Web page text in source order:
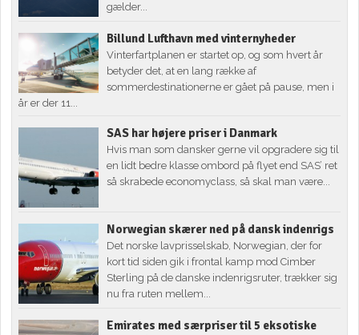
gælder...
Billund Lufthavn med vinternyheder
Vinterfartplanen er startet op, og som hvert år
betyder det, at en lang række af
sommerdestinationerne er gået på pause, men i
år er der 11...
SAS har højere priser i Danmark
Hvis man som dansker gerne vil opgradere sig til
en lidt bedre klasse ombord på flyet end SAS’ ret
så skrabede economyclass, så skal man være...
Norwegian skærer ned på dansk indenrigs
Det norske lavprisselskab, Norwegian, der for
kort tid siden gik i frontal kamp mod Cimber
Sterling på de danske indenrigsruter, trækker sig
nu fra ruten mellem...
Emirates med særpriser til 5 eksotiske